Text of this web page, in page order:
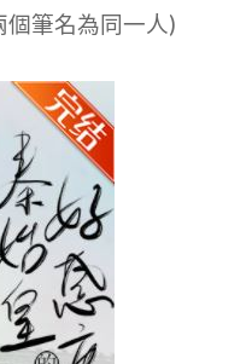
個筆名為同一人)